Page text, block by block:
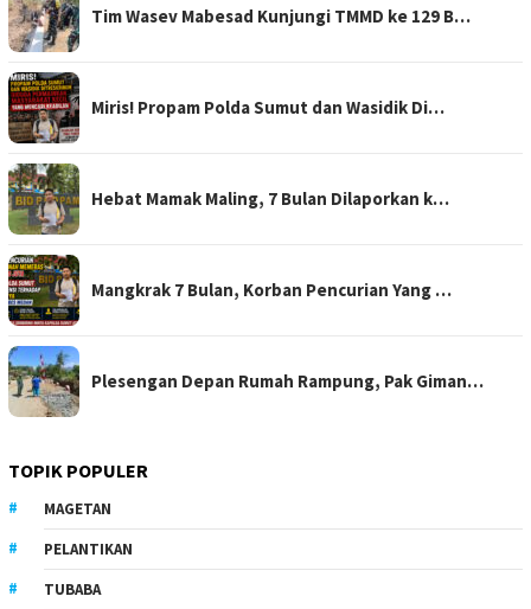
Tim Wasev Mabesad Kunjungi TMMD ke 129 B…
Miris! Propam Polda Sumut dan Wasidik Di…
Hebat Mamak Maling, 7 Bulan Dilaporkan k…
Mangkrak 7 Bulan, Korban Pencurian Yang …
Plesengan Depan Rumah Rampung, Pak Giman…
TOPIK POPULER
MAGETAN
PELANTIKAN
TUBABA